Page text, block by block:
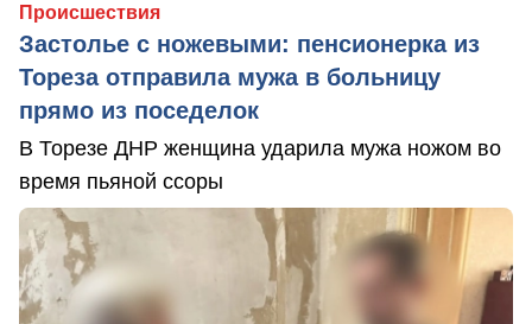
Происшествия
Застолье с ножевыми: пенсионерка из
Тореза отправила мужа в больницу
прямо из поседелок
В Торезе ДНР женщина ударила мужа ножом во
время пьяной ссоры